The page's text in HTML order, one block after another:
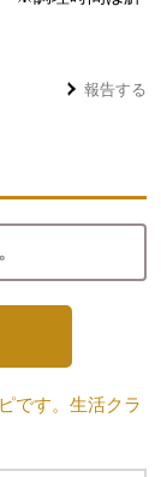
報告する
です。生活クラ